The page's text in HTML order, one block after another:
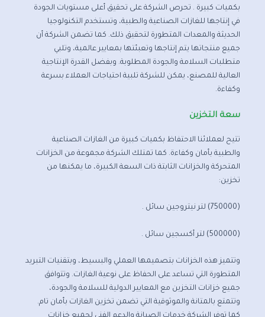
بكميات كبيرة . تحرص الشركة على تحقيق أعلى مستويات الجودة
في إنتاجها للغازات الصناعية والطبية، وتستخدم التكنولوجيا
الحديثة والمعدات المتطورة لتحقيق ذلك. كما تضمن الشركة أن
جميع منتجاتها يتم إنتاجها وتعبئتها بمعايير عالمية، وتلبي
متطلبات السلامة والجودة المطلوبة. وبفضل القدرة الإنتاجية
العالية للمصنع، يمكن للشركة تلبية احتياجات العملاء بسرعة
وكفاءة.
سعة التخزين
تتيح لعملائنا الاحتفاظ بكميات كبيرة من الغازات الصناعية
والطبية بأمان وكفاءة. كما تمتلك الشركة مجموعة من الخزانات
المتحركة والخزانات الثابتة ذات السعة الكبيرة، ما يمكنها من
تخزين:
(750000) لتر نيتروجين سائل .
(500000) لتر أكسجين سائل .
وتتميز هذه الخزانات بتصميمها العملي والبسيط، وبتقنيات التبريد
المتطورة التي تساعد على الحفاظ على نوعية الغازات. وتتوافق
جميع خزانات التخزين مع المعايير الدولية للسلامة والجودة،
وتتمتع بالمتانة والموثوقية التي تضمن تخزين الغازات بأمان تام.